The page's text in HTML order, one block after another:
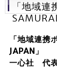
「地域
「地域連
JAPAN 」
一心社 代